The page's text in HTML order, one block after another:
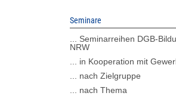
Seminare
... Seminarreihen DGB-
NRW
... in Kooperation mit
... nach Zielgruppe
... nach Thema